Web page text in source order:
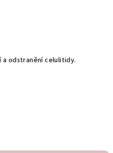
odstranění celulitidy.